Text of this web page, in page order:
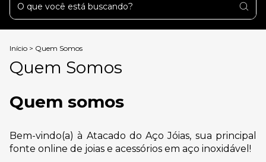
Início > Quem Somos
Quem Somos
Quem somos
Bem-vindo(a) à Atacado do Aço Jóias, sua principal
fonte online de joias e acessórios em aço inoxidável!